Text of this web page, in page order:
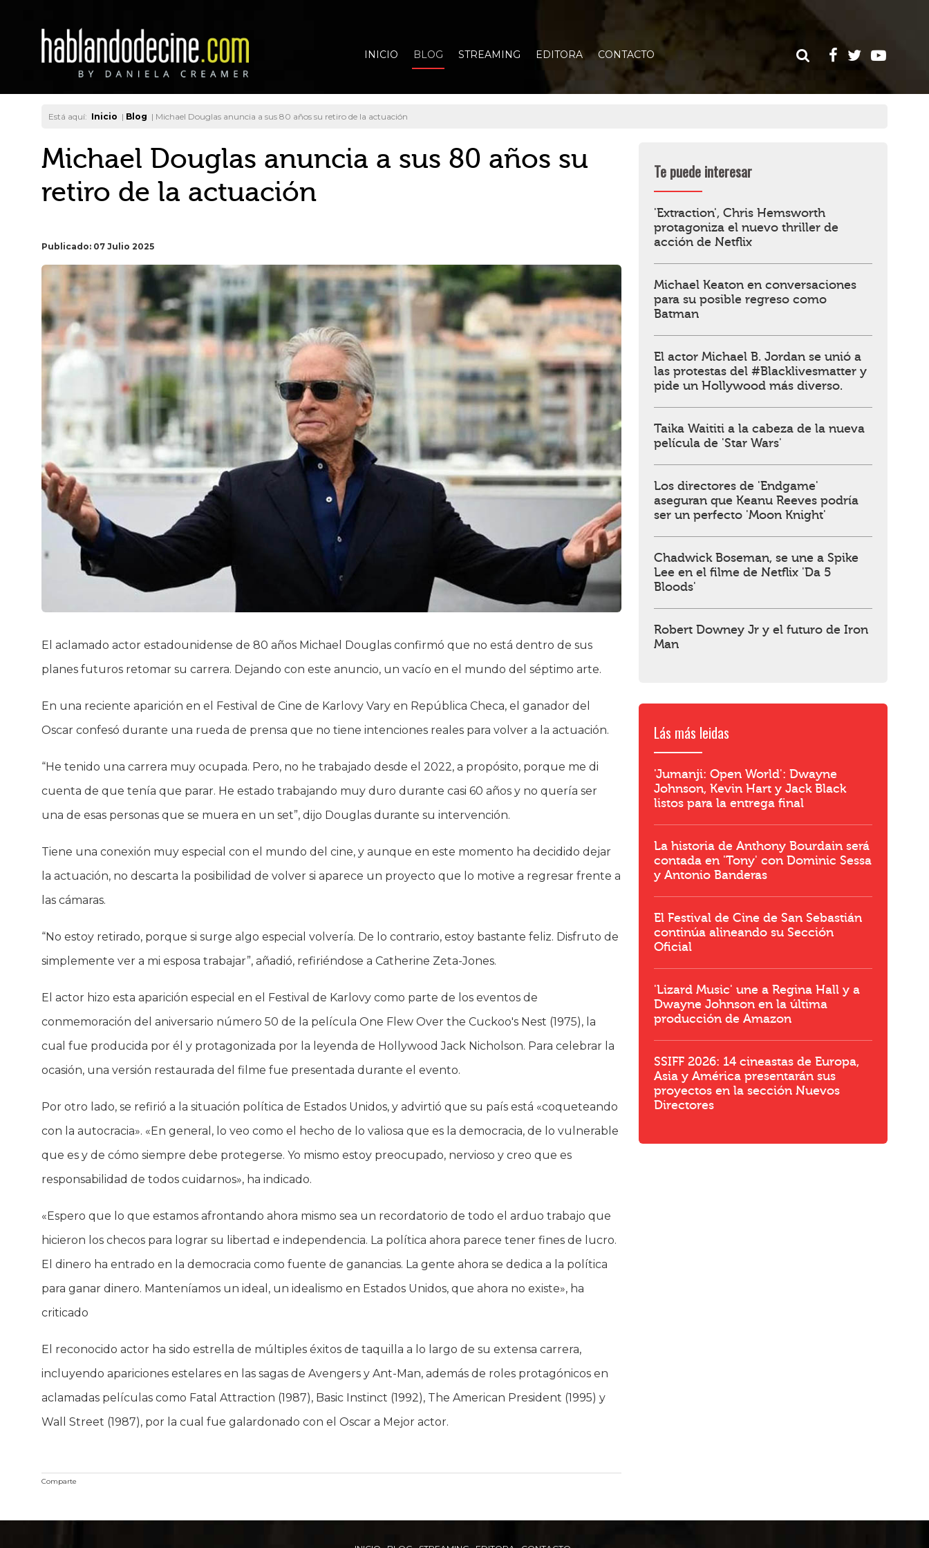
INICIO BLOG STREAMING EDITORA CONTACTO
Está aquí: Inicio | Blog | Michael Douglas anuncia a sus 80 años su retiro de la actuación
Michael Douglas anuncia a sus 80 años su
retiro de la actuación
Publicado: 07 Julio 2025
El aclamado actor estadounidense de 80 años Michael Douglas confirmó que no está dentro de sus
planes futuros retomar su carrera. Dejando con este anuncio, un vacío en el mundo del séptimo arte.
En una reciente aparición en el Festival de Cine de Karlovy Vary en República Checa, el ganador del
Oscar confesó durante una rueda de prensa que no tiene intenciones reales para volver a la actuación.
“He tenido una carrera muy ocupada. Pero, no he trabajado desde el 2022, a propósito, porque me di
cuenta de que tenía que parar. He estado trabajando muy duro durante casi 60 años y no quería ser
una de esas personas que se muera en un set”, dijo Douglas durante su intervención.
Tiene una conexión muy especial con el mundo del cine, y aunque en este momento ha decidido dejar
la actuación, no descarta la posibilidad de volver si aparece un proyecto que lo motive a regresar frente a
las cámaras.
“No estoy retirado, porque si surge algo especial volvería. De lo contrario, estoy bastante feliz. Disfruto de
simplemente ver a mi esposa trabajar”, añadió, refiriéndose a Catherine Zeta-Jones.
El actor hizo esta aparición especial en el Festival de Karlovy como parte de los eventos de
conmemoración del aniversario número 50 de la película One Flew Over the Cuckoo's Nest (1975), la
cual fue producida por él y protagonizada por la leyenda de Hollywood Jack Nicholson. Para celebrar la
ocasión, una versión restaurada del filme fue presentada durante el evento.
Por otro lado, se refirió a la situación política de Estados Unidos, y advirtió que su país está «coqueteando
con la autocracia». «En general, lo veo como el hecho de lo valiosa que es la democracia, de lo vulnerable
que es y de cómo siempre debe protegerse. Yo mismo estoy preocupado, nervioso y creo que es
responsabilidad de todos cuidarnos», ha indicado.
«Espero que lo que estamos afrontando ahora mismo sea un recordatorio de todo el arduo trabajo que
hicieron los checos para lograr su libertad e independencia. La política ahora parece tener fines de lucro.
El dinero ha entrado en la democracia como fuente de ganancias. La gente ahora se dedica a la política
para ganar dinero. Manteníamos un ideal, un idealismo en Estados Unidos, que ahora no existe», ha
criticado
El reconocido actor ha sido estrella de múltiples éxitos de taquilla a lo largo de su extensa carrera,
incluyendo apariciones estelares en las sagas de Avengers y Ant-Man, además de roles protagónicos en
aclamadas películas como Fatal Attraction (1987), Basic Instinct (1992), The American President (1995) y
Wall Street (1987), por la cual fue galardonado con el Oscar a Mejor actor.
Comparte
Te puede interesar
'Extraction', Chris Hemsworth
protagoniza el nuevo thriller de
acción de Netflix
Michael Keaton en conversaciones
para su posible regreso como
Batman
El actor Michael B. Jordan se unió a
las protestas del #Blacklivesmatter y
pide un Hollywood más diverso.
Taika Waititi a la cabeza de la nueva
película de 'Star Wars'
Los directores de 'Endgame'
aseguran que Keanu Reeves podría
ser un perfecto 'Moon Knight'
Chadwick Boseman, se une a Spike
Lee en el filme de Netflix 'Da 5
Bloods'
Robert Downey Jr y el futuro de Iron
Man
Lás más leidas
'Jumanji: Open World': Dwayne
Johnson, Kevin Hart y Jack Black
listos para la entrega final
La historia de Anthony Bourdain será
contada en 'Tony' con Dominic Sessa
y Antonio Banderas
El Festival de Cine de San Sebastián
continúa alineando su Sección
Oficial
'Lizard Music' une a Regina Hall y a
Dwayne Johnson en la última
producción de Amazon
SSIFF 2026: 14 cineastas de Europa,
Asia y América presentarán sus
proyectos en la sección Nuevos
Directores